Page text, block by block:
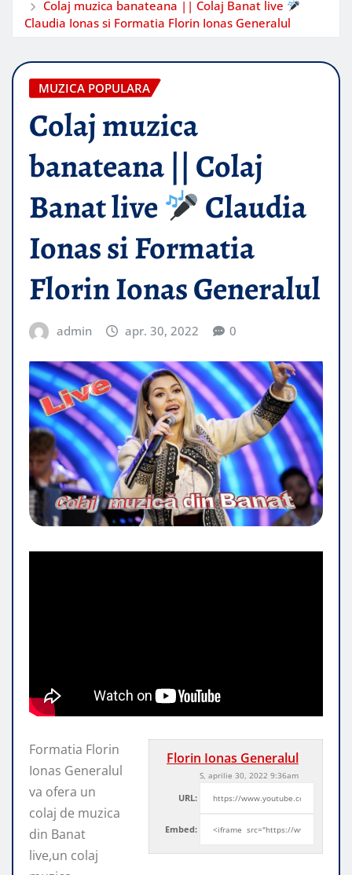
Colaj muzica banateana || Colaj Banat live
Claudia Ionas si Formatia Florin Ionas Generalul
MUZICA POPULARA
Colaj muzica
banateana || Colaj
Banat live
Claudia
Ionas si Formatia
Florin Ionas Generalul
admin apr. 30, 2022 0
Florin Ionas Generalul
S, aprilie 30, 2022 9:36am
URL:
Embed:
Formatia Florin
Ionas Generalul
va ofera un
colaj de muzica
din Banat
live,un colaj